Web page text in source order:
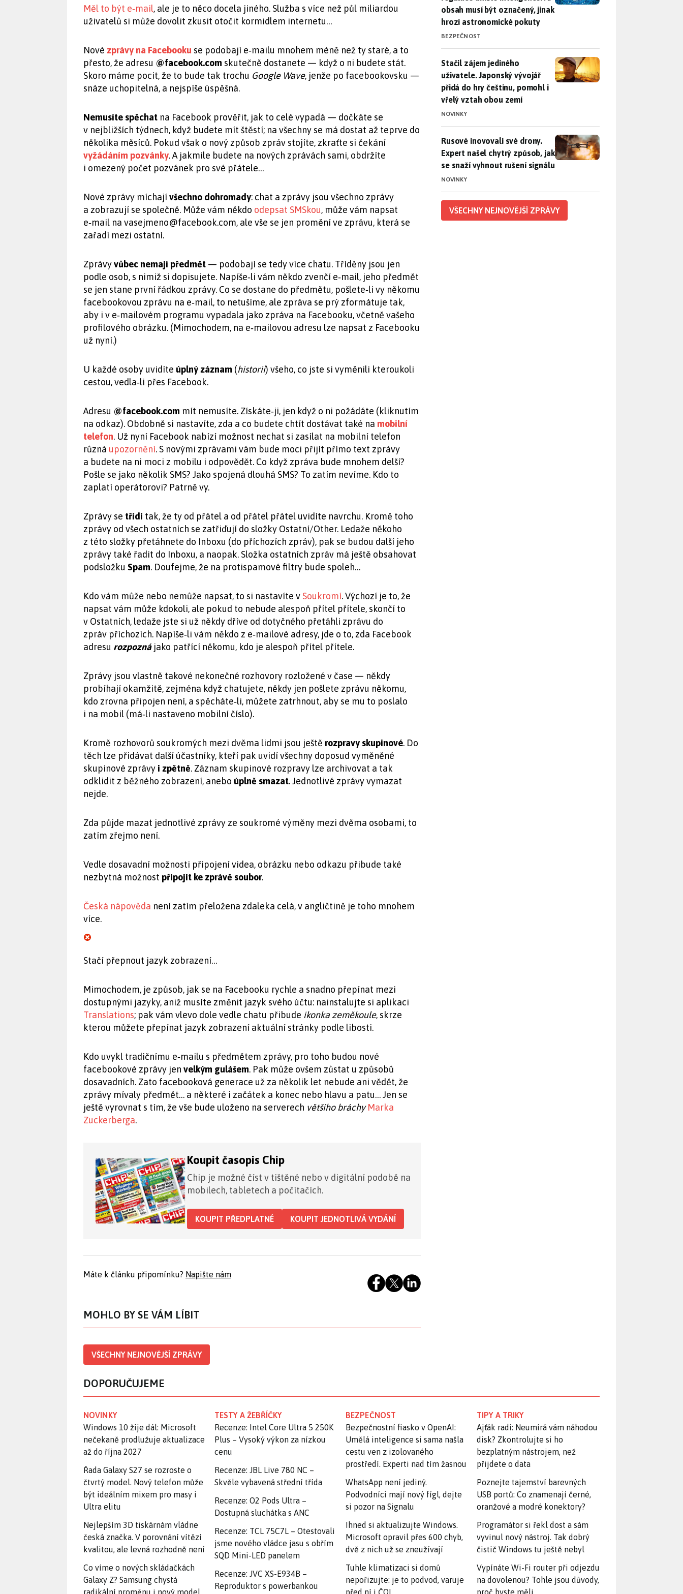
Měl to být e‑mail, ale je to něco docela jiného. Služba s více než půl miliardou
uživatelů si může dovolit zkusit otočit kormidlem internetu…
Nové zprávy na Facebooku se podobají e‑mailu mnohem méně než ty staré, a to
přesto, že adresu @facebook.com skutečně dostanete — když o ni budete stát.
Skoro máme pocit, že to bude tak trochu Google Wave, jenže po facebookovsku —
snáze uchopitelná, a nejspíše úspěšná.
Nemusíte spěchat na Facebook prověřit, jak to celé vypadá — dočkáte se
v nejbližších týdnech, když budete mít štěstí; na všechny se má dostat až teprve do
několika měsíců. Pokud však o nový způsob zpráv stojíte, zkraťte si čekání
vyžádáním pozvánky. A jakmile budete na nových zprávách sami, obdržíte
i omezený počet pozvánek pro své přátele…
Nové zprávy míchajívšechno dohromady: chat a zprávy jsou všechno zprávy
a zobrazují se společně. Může vám někdo odepsat SMSkou, může vám napsat
e‑mail na vasejmeno@facebook.com, ale vše se jen promění ve zprávu, která se
zařadí mezi ostatní.
Zprávyvůbec nemají předmět — podobají se tedy více chatu. Tříděny jsou jen
podle osob, s nimiž si dopisujete. Napíše‑li vám někdo zvenčí e‑mail, jeho předmět
se jen stane první řádkou zprávy. Co se dostane do předmětu, pošlete‑li vy někomu
facebookovou zprávu na e‑mail, to netušíme, ale zpráva se prý zformátuje tak,
aby i v e‑mailovém programu vypadala jako zpráva na Facebooku, včetně vašeho
profilového obrázku. (Mimochodem, na e‑mailovou adresu lze napsat z Facebooku
už nyní.)
U každé osoby uvidíte úplný záznam (historii) všeho, co jste si vyměnili kteroukoli
cestou, vedla‑li přes Facebook.
Adresu @facebook.com mít nemusíte. Získáte‑ji, jen když o ni požádáte (kliknutím
na odkaz). Obdobně si nastavíte, zda a co budete chtít dostávat také na mobilní
telefon. Už nyní Facebook nabízí možnost nechat si zasílat na mobilní telefon
různá upozornění. S novými zprávami vám bude moci přijít přímo text zprávy
a budete na ni moci z mobilu i odpovědět. Co když zpráva bude mnohem delší?
Pošle se jako několik SMS? Jako spojená dlouhá SMS? To zatím nevíme. Kdo to
zaplatí operátorovi? Patrně vy.
Zprávy se třídí tak, že ty od přátel a od přátel přátel uvidíte navrchu. Kromě toho
zprávy od všech ostatních se zatřiďují do složky Ostatní/Other. Ledaže někoho
z této složky přetáhnete do Inboxu (do příchozích zpráv), pak se budou další jeho
zprávy také řadit do Inboxu, a naopak. Složka ostatních zpráv má ještě obsahovat
podsložku Spam. Doufejme, že na protispamové filtry bude spoleh…
Kdo vám může nebo nemůže napsat, to si nastavíte v Soukromí. Výchozí je to, že
napsat vám může kdokoli, ale pokud to nebude alespoň přítel přítele, skončí to
v Ostatních, ledaže jste si už někdy dříve od dotyčného přetáhli zprávu do
zpráv příchozích. Napíše‑li vám někdo z e‑mailové adresy, jde o to, zda Facebook
adresu rozpozná jako patřící někomu, kdo je alespoň přítel přítele.
Zprávy jsou vlastně takové nekonečné rozhovory rozložené v čase — někdy
probíhají okamžitě, zejména když chatujete, někdy jen pošlete zprávu někomu,
kdo zrovna připojen není, a spěcháte‑li, můžete zatrhnout, aby se mu to poslalo
i na mobil (má‑li nastaveno mobilní číslo).
Kromě rozhovorů soukromých mezi dvěma lidmi jsou ještě rozpravy skupinové. Do
těch lze přidávat další účastníky, kteří pak uvidí všechny doposud vyměněné
skupinové zprávy i zpětně. Záznam skupinové rozpravy lze archivovat a tak
odklidit z běžného zobrazení, anebo úplně smazat. Jednotlivé zprávy vymazat
nejde.
Zda půjde mazat jednotlivé zprávy ze soukromé výměny mezi dvěma osobami, to
zatím zřejmo není.
Vedle dosavadní možnosti připojení videa, obrázku nebo odkazu přibude také
nezbytná možnost připojit ke zprávě soubor.
Česká nápověda není zatím přeložena zdaleka celá, v angličtině je toho mnohem
více.
Stačí přepnout jazyk zobrazení…
Mimochodem, je způsob, jak se na Facebooku rychle a snadno přepínat mezi
dostupnými jazyky, aniž musíte změnit jazyk svého účtu: nainstalujte si aplikaci
Translations; pak vám vlevo dole vedle chatu přibude ikonka zeměkoule, skrze
kterou můžete přepínat jazyk zobrazení aktuální stránky podle libosti.
Kdo uvykl tradičnímu e‑mailu s předmětem zprávy, pro toho budou nové
facebookové zprávy jen velkým gulášem. Pak může ovšem zůstat u způsobů
dosavadních. Zato facebooková generace už za několik let nebude ani vědět, že
zprávy mívaly předmět… a některé i začátek a konec nebo hlavu a patu… Jen se
ještě vyrovnat s tím, že vše bude uloženo na serverech většího bráchy Marka
Zuckerberga.
Koupit časopis Chip
Chip je možné číst v tištěné nebo v digitální podobě na
mobilech, tabletech a počítačích.
KOUPIT PŘEDPLATNÉ KOUPIT JEDNOTLIVÁ VYDÁNÍ
Máte k článku připomínku? Napište nám
MOHLO BY SE VÁM LÍBIT
VŠECHNY NEJNOVĚJŠÍ ZPRÁVY
obsah musí být označený, jinak
hrozí astronomické pokuty
BEZPEČNOST
Stačil zájem jediného uživatele. Japonský vývojář přidá do hry
Stačil zájem jediného
uživatele. Japonský vývojář
přidá do hry češtinu, pomohl i
vřelý vztah obou zemí
NOVINKY
Rusové inovovali své drony. Expert našel chytrý způsob, jak se
Rusové inovovali své drony.
Expert našel chytrý způsob, jak
se snaží vyhnout rušení signálu
NOVINKY
VŠECHNY NEJNOVĚJŠÍ ZPRÁVY
DOPORUČUJEME
NOVINKY
Windows 10 žije dál: Microsoft
nečekaně prodlužuje aktualizace
až do října 2027
Řada Galaxy S27 se rozroste o
čtvrtý model. Nový telefon může
být ideálním mixem pro masy i
Ultra elitu
Nejlepším 3D tiskárnám vládne
česká značka. V porovnání vítězí
kvalitou, ale levná rozhodně není
Co víme o nových skládačkách
Galaxy Z? Samsung chystá
radikální proměnu i nový model
TESTY A ŽEBŘÍČKY
Recenze: Intel Core Ultra 5 250K
Plus – Vysoký výkon za nízkou
cenu
Recenze: JBL Live 780 NC –
Skvěle vybavená střední třída
Recenze: O2 Pods Ultra –
Dostupná sluchátka s ANC
Recenze: TCL 75C7L – Otestovali
jsme nového vládce jasu s obřím
SQD Mini-LED panelem
Recenze: JVC XS-E934B –
Reproduktor s powerbankou
BEZPEČNOST
Bezpečnostní fiasko v OpenAI:
Umělá inteligence si sama našla
cestu ven z izolovaného
prostředí. Experti nad tím žasnou
WhatsApp není jediný.
Podvodníci mají nový fígl, dejte
si pozor na Signalu
Ihned si aktualizujte Windows.
Microsoft opravil přes 600 chyb,
dvě z nich už se zneužívají
Tuhle klimatizaci si domů
nepořizujte: je to podvod, varuje
před ní i ČOI
TIPY A TRIKY
Ajťák radí: Neumírá vám náhodou
disk? Zkontrolujte si ho
bezplatným nástrojem, než
přijdete o data
Poznejte tajemství barevných
USB portů: Co znamenají černé,
oranžové a modré konektory?
Programátor si řekl dost a sám
vyvinul nový nástroj. Tak dobrý
čistič Windows tu ještě nebyl
Vypínáte Wi-Fi router při odjezdu
na dovolenou? Tohle jsou důvody,
proč byste měli